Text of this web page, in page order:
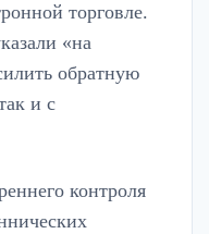
торговле.
«на
обратную
и с
контроля